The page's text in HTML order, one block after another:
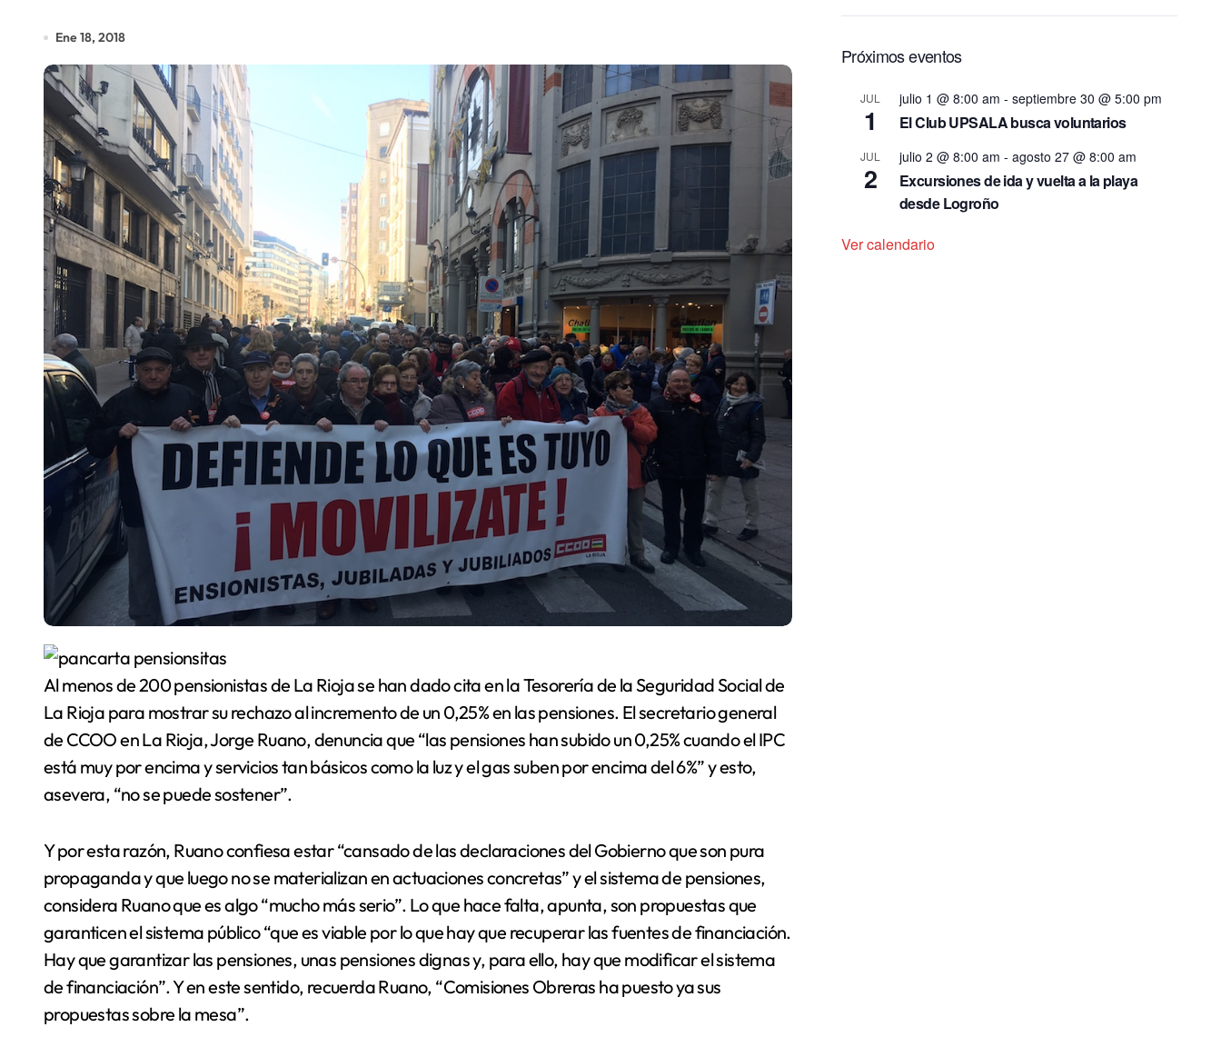
Ene 18, 2018
Al menos de 200 pensionistas de La Rioja se han dado cita en la Tesorería de la Seguridad Social de
La Rioja para mostrar su rechazo al incremento de un 0,25% en las pensiones. El secretario general
de CCOO en La Rioja, Jorge Ruano, denuncia que “las pensiones han subido un 0,25% cuando el IPC
está muy por encima y servicios tan básicos como la luz y el gas suben por encima del 6%” y esto,
asevera, “no se puede sostener”.
Y por esta razón, Ruano confiesa estar “cansado de las declaraciones del Gobierno que son pura
propaganda y que luego no se materializan en actuaciones concretas” y el sistema de pensiones,
considera Ruano que es algo “mucho más serio”. Lo que hace falta, apunta, son propuestas que
garanticen el sistema público “que es viable por lo que hay que recuperar las fuentes de financiación.
Hay que garantizar las pensiones, unas pensiones dignas y, para ello, hay que modificar el sistema
de financiación”. Y en este sentido, recuerda Ruano, “Comisiones Obreras ha puesto ya sus
propuestas sobre la mesa”.
Próximos eventos
JUL
1
julio 1 @ 8:00 am - septiembre 30 @ 5:00 pm
El Club UPSALA busca voluntarios
JUL
2
julio 2 @ 8:00 am - agosto 27 @ 8:00 am
Excursiones de ida y vuelta a la playa
desde Logroño
Ver calendario